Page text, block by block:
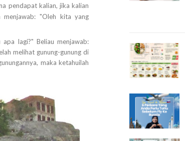
pendapat kalian, jika kalian
menjawab: "Oleh kita yang
lagi?" Beliau menjawab:
melihat gunung-gunung di
maka ketahuilah